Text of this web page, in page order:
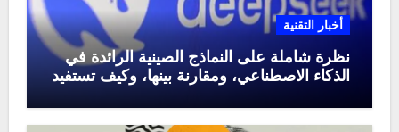
أخبار التقنية
نظرة شاملة على النماذج الصينية الرائدة في
الذكاء الاصطناعي، ومقارنة بينها، وكيف تستفيد